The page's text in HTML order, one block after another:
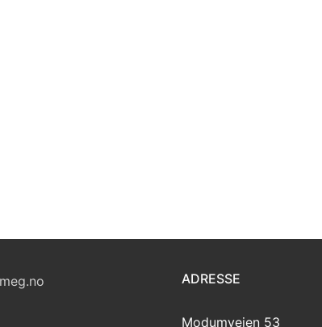
ADRESSE
Modumveien 53